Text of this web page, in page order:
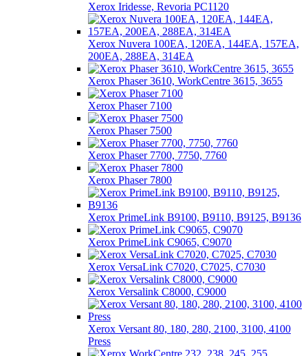
Xerox Iridesse, Revoria PC1120
Xerox Nuvera 100EA, 120EA, 144EA, 157EA,
200EA, 288EA, 314EA
Xerox Phaser 3610, WorkCentre 3615, 3655
Xerox Phaser 7100
Xerox Phaser 7500
Xerox Phaser 7700, 7750, 7760
Xerox Phaser 7800
Xerox PrimeLink B9100, B9110, B9125, B9136
Xerox PrimeLink C9065, C9070
Xerox VersaLink C7020, C7025, C7030
Xerox Versalink C8000, C9000
Xerox Versant 80, 180, 280, 2100, 3100, 4100
Press